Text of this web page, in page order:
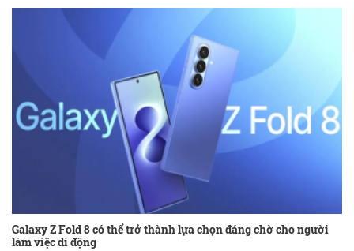
Galaxy Z Fold 8 có thể trở thành lựa chọn đáng chờ cho người
làm việc di động